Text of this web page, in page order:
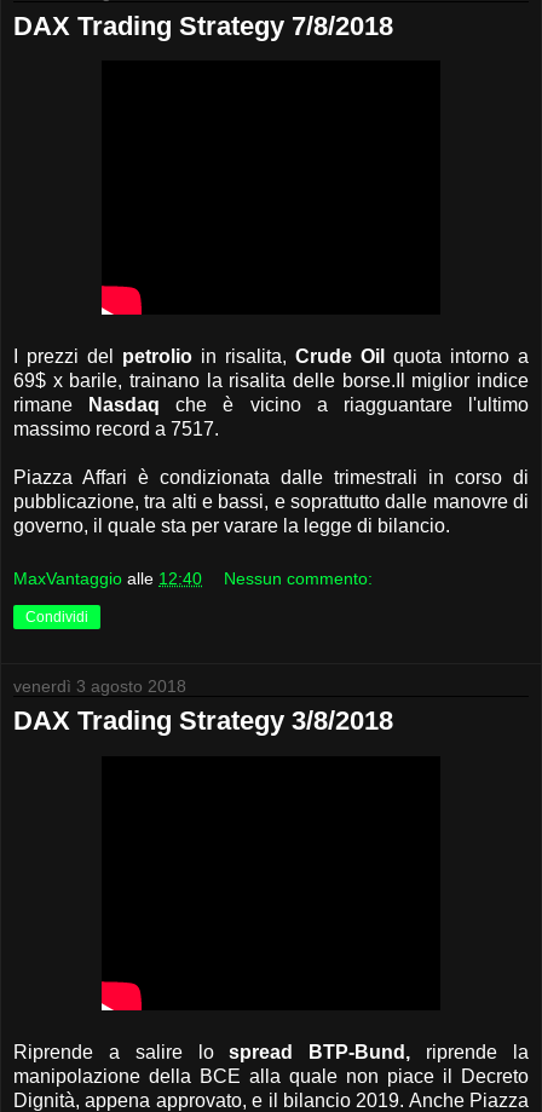
DAX Trading Strategy 7/8/2018
I prezzi del petrolio in risalita, Crude Oil quota intorno a
69$ x barile, trainano la risalita delle borse.Il miglior indice
rimane
Nasdaqche è vicino a riagguantare l'ultimo
massimo record a 7517.
Piazza Affari è condizionata dalle trimestrali in corso di
pubblicazione, tra alti e bassi, e soprattutto dalle manovre di
governo, il quale sta per varare la legge di bilancio.
MaxVantaggio alle 12:40 Nessun commento:
Condividi
venerdì 3 agosto 2018
DAX Trading Strategy 3/8/2018
Riprende a salire lospread BTP-Bund, riprende la
manipolazione della BCE alla quale non piace il Decreto
Dignità, appena approvato, e il bilancio 2019. Anche Piazza